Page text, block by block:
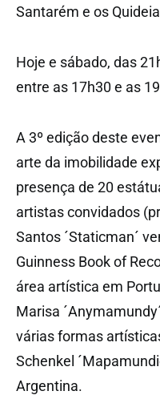
Santarém e os
Hoje e sábado, das
entre as 17h30 e as
A 3º edição deste
arte da imobilidade
presença de 20
artistas convidados
Santos ´Staticman´
Guinness Book of
área artística em
Marisa
várias formas
Schenkel
Argentina.